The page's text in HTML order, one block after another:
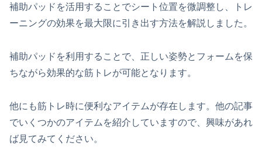
補助パッドを活用することでシート位置を微調整し、トレ
ーニングの効果を最大限に引き出す方法を解説しました。
補助パッドを利用することで、正しい姿勢とフォームを保
ちながら効果的な筋トレが可能となります。
他にも筋トレ時に便利なアイテムが存在します。他の記事
でいくつかのアイテムを紹介していますので、興味があれ
ば見てみてください。